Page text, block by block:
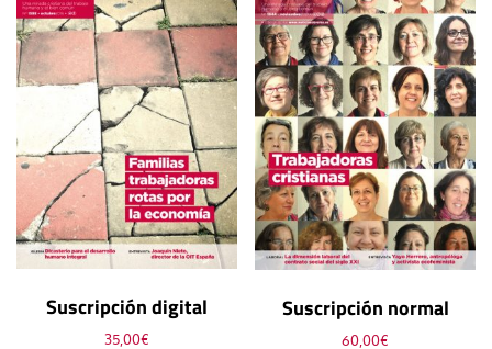
Suscripción digital
35,00€
Suscripción normal
60,00€